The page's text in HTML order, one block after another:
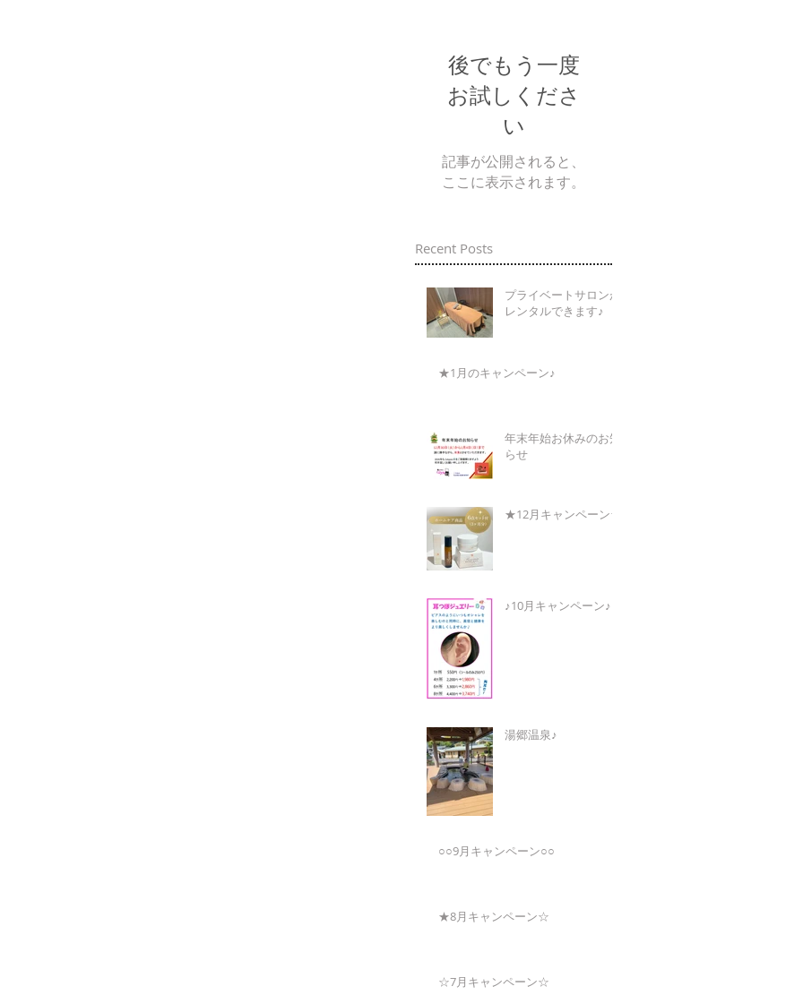
後でもう一度
お試しくださ
い
記事が公開されると、
ここに表示されます。
Recent Posts
プライベートサロンが
レンタルできます♪
★1月のキャンペーン♪
年末年始お休みのお知
らせ
★12月キャンペーン★
♪10月キャンペーン♪
湯郷温泉♪
○○9月キャンペーン○○
★8月キャンペーン☆
☆7月キャンペーン☆